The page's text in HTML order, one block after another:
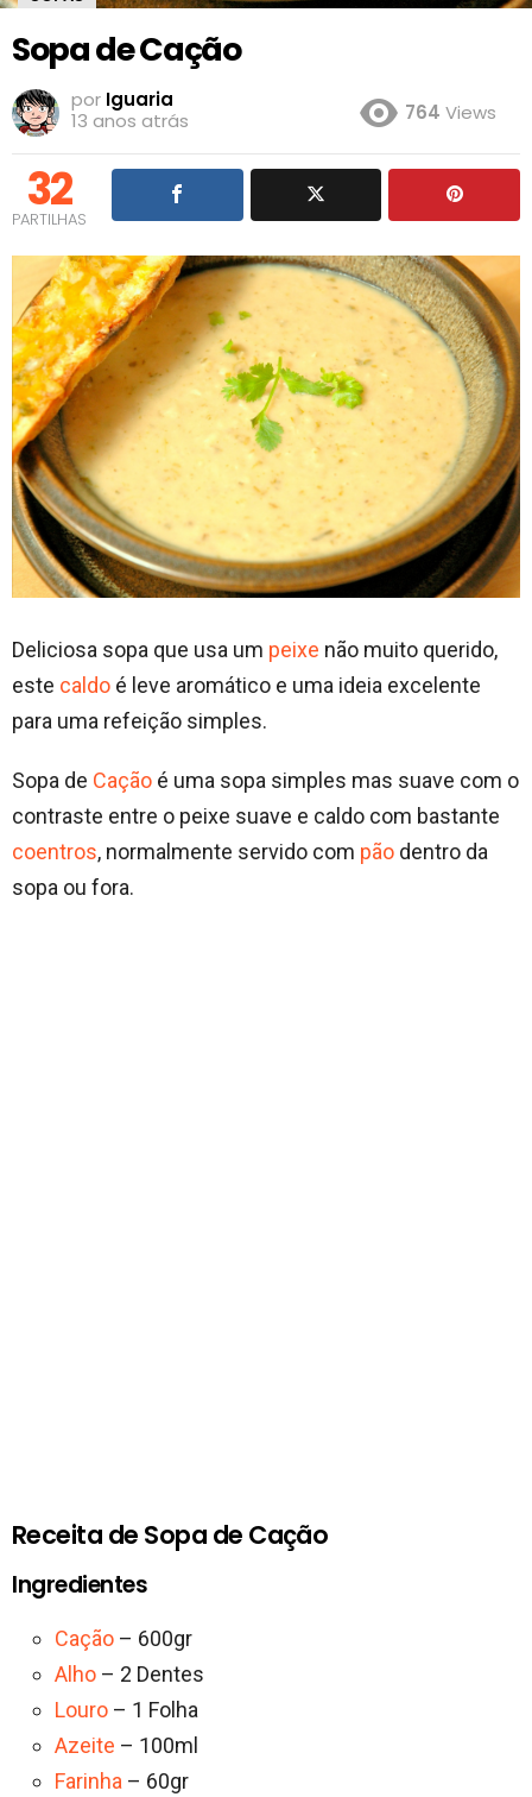
Sopa de Cação
por Iguaria
13 anos atrás
764 Views
32
PARTILHAS
Deliciosa sopa que usa um peixe não muito querido,
este caldo é leve aromático e uma ideia excelente
para uma refeição simples.
Sopa de Cação é uma sopa simples mas suave com o
contraste entre o peixe suave e caldo com bastante
coentros, normalmente servido com pão dentro da
sopa ou fora.
Receita de Sopa de Cação
Ingredientes
Cação – 600gr
Alho – 2 Dentes
Louro – 1 Folha
Azeite – 100ml
Farinha – 60gr